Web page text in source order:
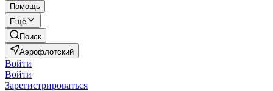
Помощь
Ещё
Поиск
Аэрофлотский
Войти
Войти
Зарегистрироваться